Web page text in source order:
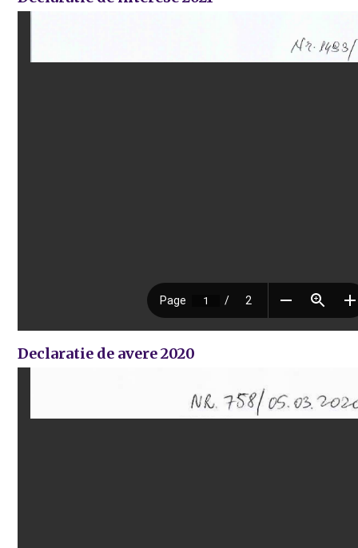
Declaratie de avere 2020